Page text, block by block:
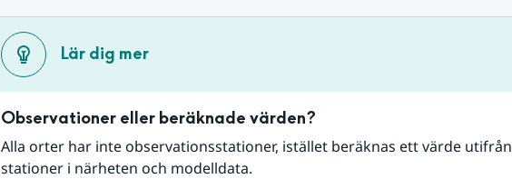
Lär dig mer
Observationer eller beräknade värden?
Alla orter har inte observationsstationer, istället beräknas ett värde utifrån
stationer i närheten och modelldata.